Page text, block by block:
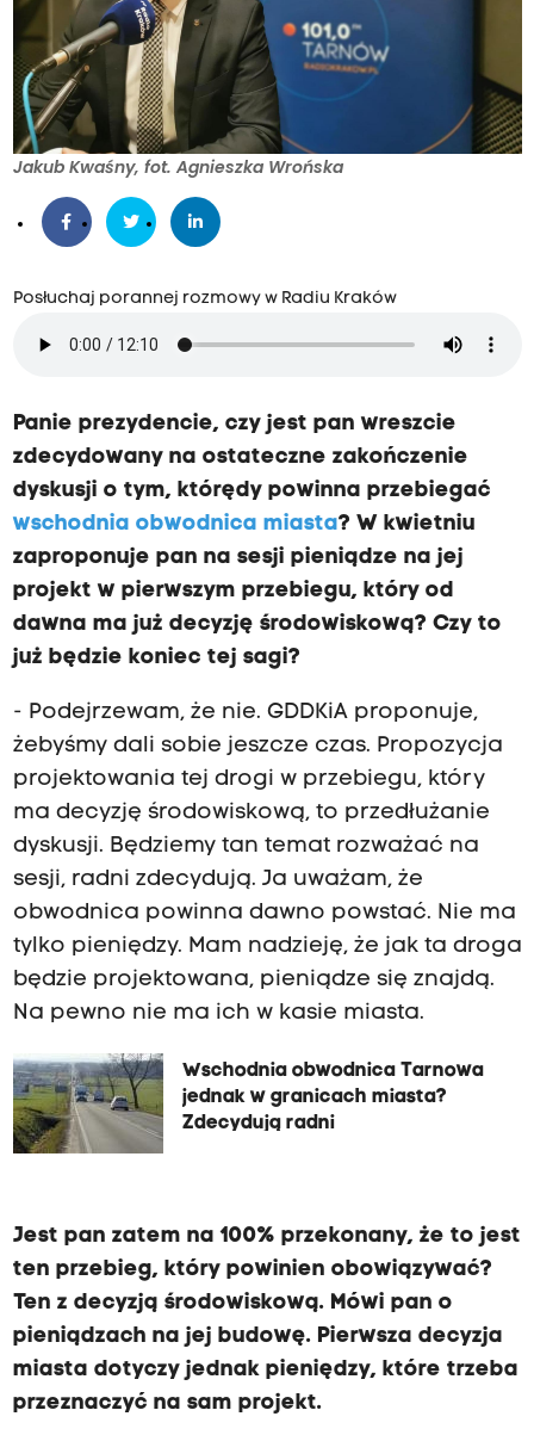
Jakub Kwaśny, fot. Agnieszka Wrońska
Posłuchaj porannej rozmowy w Radiu Kraków
Panie prezydencie, czy jest pan wreszcie
zdecydowany na ostateczne zakończenie
dyskusji o tym, którędy powinna przebiegać
wschodnia obwodnica miasta? W kwietniu
zaproponuje pan na sesji pieniądze na jej
projekt w pierwszym przebiegu, który od
dawna ma już decyzję środowiskową? Czy to
już będzie koniec tej sagi?
- Podejrzewam, że nie. GDDKiA proponuje,
żebyśmy dali sobie jeszcze czas. Propozycja
projektowania tej drogi w przebiegu, który
ma decyzję środowiskową, to przedłużanie
dyskusji. Będziemy tan temat rozważać na
sesji, radni zdecydują. Ja uważam, że
obwodnica powinna dawno powstać. Nie ma
tylko pieniędzy. Mam nadzieję, że jak ta droga
będzie projektowana, pieniądze się znajdą.
Na pewno nie ma ich w kasie miasta.
Wschodnia obwodnica Tarnowa
jednak w granicach miasta?
Zdecydują radni
Jest pan zatem na 100% przekonany, że to jest
ten przebieg, który powinien obowiązywać?
Ten z decyzją środowiskową. Mówi pan o
pieniądzach na jej budowę. Pierwsza decyzja
miasta dotyczy jednak pieniędzy, które trzeba
przeznaczyć na sam projekt.